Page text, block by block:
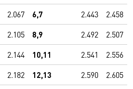
2.067 6,7 2.443 2.458
2.105 8,9 2.492 2.507
2.144 10,11 2.541 2.556
2.182 12,13 2.590 2.605